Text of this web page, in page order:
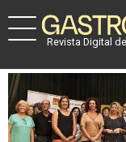
Revista Digital